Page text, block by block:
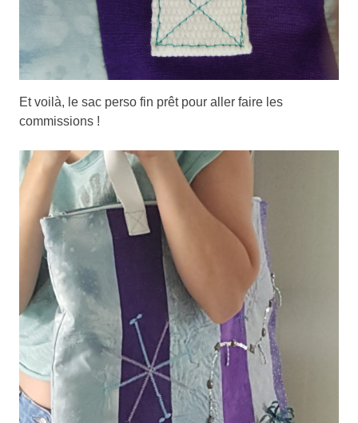
Et voilà, le sac perso fin prêt pour aller faire les
commissions !